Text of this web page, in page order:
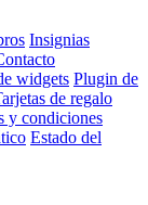
Insignias
widgets Plugin de
de regalo
y condiciones
Estado del